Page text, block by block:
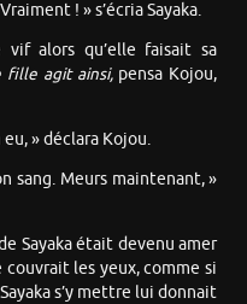
! » s’écria Sayaka.
vif alors qu’elle faisait sa
fille agit ainsi,pensa Kojou,
eu, » déclara Kojou.
sang. Meurs maintenant, »
Sayaka était devenu amer
couvrait les yeux, comme si
s’y mettre lui donnait